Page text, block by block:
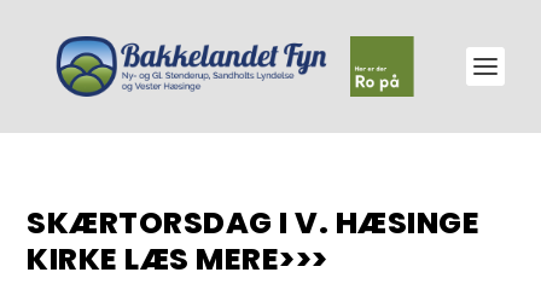
SKÆRTORSDAG I V. HÆSINGE
KIRKE LÆS MERE>>>